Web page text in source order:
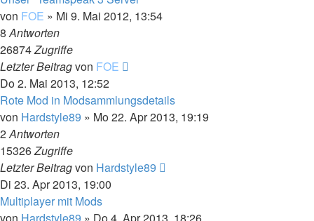
von FOE » Mi 9. Mai 2012, 13:54
8Antworten
26874Zugriffe
Letzter Beitragvon FOE
Do 2. Mai 2013, 12:52
Rote Mod in Modsammlungsdetails
von Hardstyle89 » Mo 22. Apr 2013, 19:19
2Antworten
15326Zugriffe
Letzter Beitragvon Hardstyle89
Di 23. Apr 2013, 19:00
Multiplayer mit Mods